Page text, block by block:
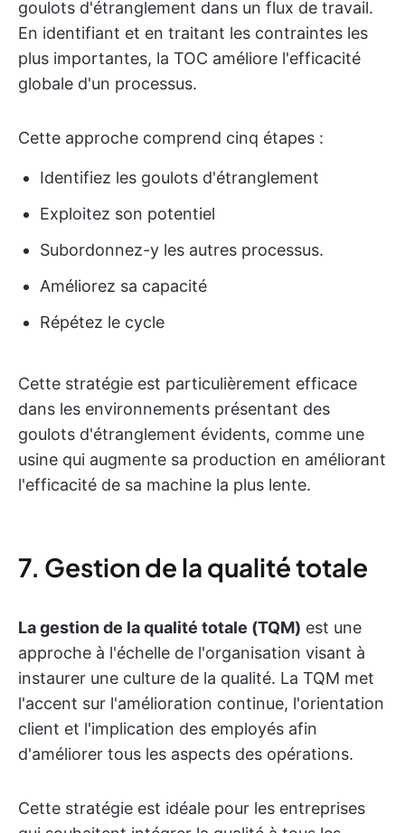
goulots d'étranglement dans un flux de travail.
En identifiant et en traitant les contraintes les
plus importantes, la TOC améliore l'efficacité
globale d'un processus.
Cette approche comprend cinq étapes :
Identifiez les goulots d'étranglement
Exploitez son potentiel
Subordonnez-y les autres processus.
Améliorez sa capacité
Répétez le cycle
Cette stratégie est particulièrement efficace
dans les environnements présentant des
goulots d'étranglement évidents, comme une
usine qui augmente sa production en améliorant
l'efficacité de sa machine la plus lente.
7. Gestion de la qualité totale
La gestion de la qualité totale (TQM) est une
approche à l'échelle de l'organisation visant à
instaurer une culture de la qualité. La TQM met
l'accent sur l'amélioration continue, l'orientation
client et l'implication des employés afin
d'améliorer tous les aspects des opérations.
Cette stratégie est idéale pour les entreprises